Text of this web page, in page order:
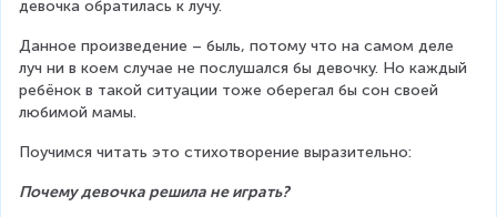
девочка обратилась к лучу.
Данное произведение – быль, потому что на самом деле
луч ни в коем случае не послушался бы девочку. Но каждый
ребёнок в такой ситуации тоже оберегал бы сон своей
любимой мамы.
Поучимся читать это стихотворение выразительно:
Почему девочка решила не играть?